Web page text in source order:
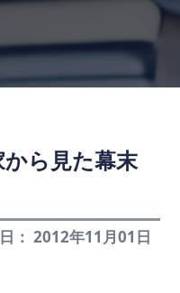
ら見た幕末
： 2012年11月01日